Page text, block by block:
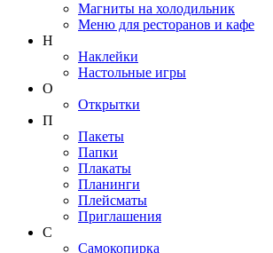
Магниты на холодильник
Меню для ресторанов и кафе
Н
Наклейки
Настольные игры
О
Открытки
П
Пакеты
Папки
Плакаты
Планинги
Плейсматы
Приглашения
С
Самокопирка